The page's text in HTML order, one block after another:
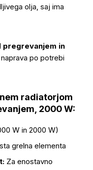
olja, saj ima
pregrevanjem in
po potrebi
radiatorjom
2000 W:
W in 2000 W)
grelna elementa
Za enostavno